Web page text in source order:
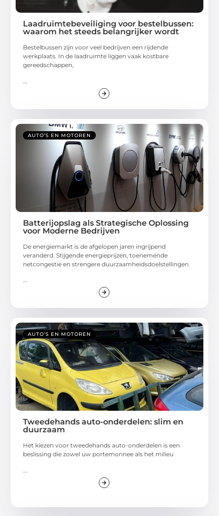
Laadruimtebeveiliging voor bestelbussen:
waarom het steeds belangrijker wordt
Bestelbussen zijn voor veel bedrijven een rijdende
werkplaats. In de laadruimte liggen vaak kostbare
gereedschappen,
AUTO’S EN MOTOREN
Batterijopslag als Strategische Oplossing
voor Moderne Bedrijven
De energiemarkt is de afgelopen jaren ingrijpend
veranderd. Stijgende energieprijzen, toenemende
netcongestie en strengere duurzaamheidsdoelstellingen
...
AUTO’S EN MOTOREN
Tweedehands auto-onderdelen: slim en
duurzaam
Het kiezen voor tweedehands auto-onderdelen is een
beslissing die zowel uw portemonnee als het milieu